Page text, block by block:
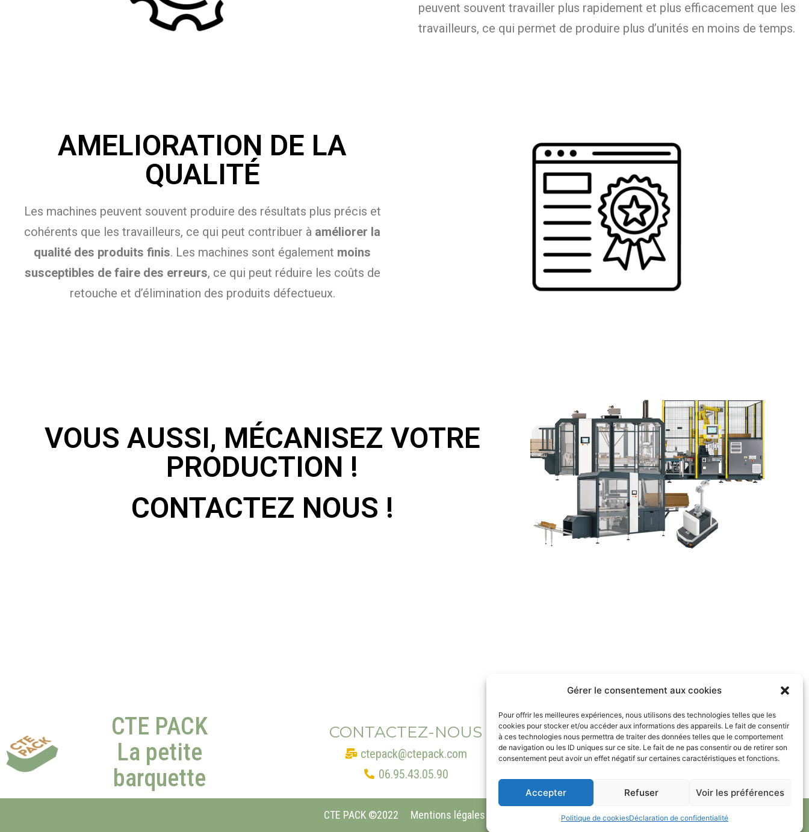
Gérer le consentement aux cookies
Pour offrir les meilleures expériences, nous utilisons des technologies telles que les
cookies pour stocker et/ou accéder aux informations des appareils. Le fait de consentir
à ces technologies nous permettra de traiter des données telles que le comportement
de navigation ou les ID uniques sur ce site. Le fait de ne pas consentir ou de retirer son
consentement peut avoir un effet négatif sur certaines caractéristiques et fonctions.
Accepter Refuser Voir les préférences
Politique de cookiesDéclaration de confidentialité
peuvent souvent travailler plus rapidement et plus efficacement que les
travailleurs, ce qui permet de produire plus d’unités en moins de temps.
AMELIORATION DE LA
QUALITÉ
Les machines peuvent souvent produire des résultats plus précis et
cohérents que les travailleurs, ce qui peut contribuer à améliorer la
qualité des produits finis. Les machines sont également moins
susceptibles de faire des erreurs, ce qui peut réduire les coûts de
retouche et d’élimination des produits défectueux.
VOUS AUSSI, MÉCANISEZ VOTRE
PRODUCTION !
CONTACTEZ NOUS !
CTE PACK
La petite
barquette
CONTACTEZ-NOUS
ctepack@ctepack.com
06.95.43.05.90
CTE PACK ©2022 Mentions légales & RGPD